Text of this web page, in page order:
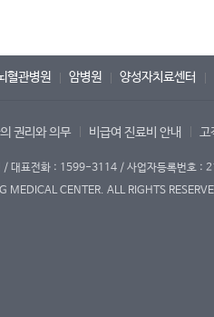
혈관병원 암병원 양성자치료센터
권리와 의무 비급여 진료비 안내 고
/ 대표전화 : 1599-3114 / 사업자등록번호
CENTER. ALL RIGHTS